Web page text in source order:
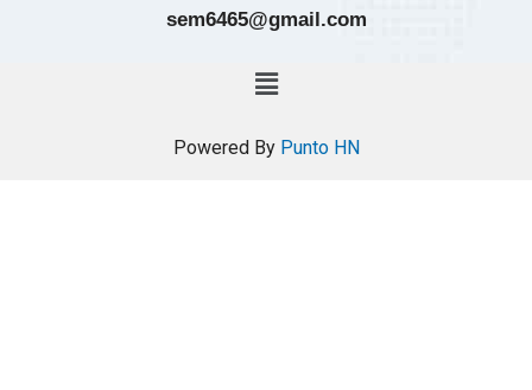
sem6465@gmail.com
Powered By Punto HN